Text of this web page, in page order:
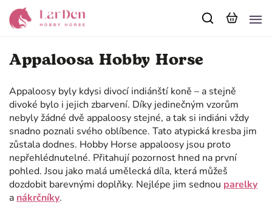
Appaloosa Hobby Horse
Appaloosy byly kdysi divocí indiánští koně – a stejně
divoké bylo i jejich zbarvení. Díky jedinečným vzorům
nebyly žádné dvě appaloosy stejné, a tak si indiáni vždy
snadno poznali svého oblíbence. Tato atypická kresba jim
zůstala dodnes. Hobby Horse appaloosy jsou proto
nepřehlédnutelné. Přitahují pozornost hned na první
pohled. Jsou jako malá umělecká díla, která můžeš
dozdobit barevnými doplňky. Nejlépe jim sednou parelky
a nákrčníky.